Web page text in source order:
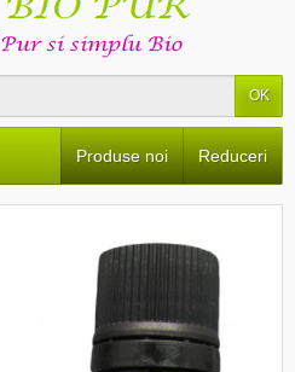
OK
Reduceri
Produse noi